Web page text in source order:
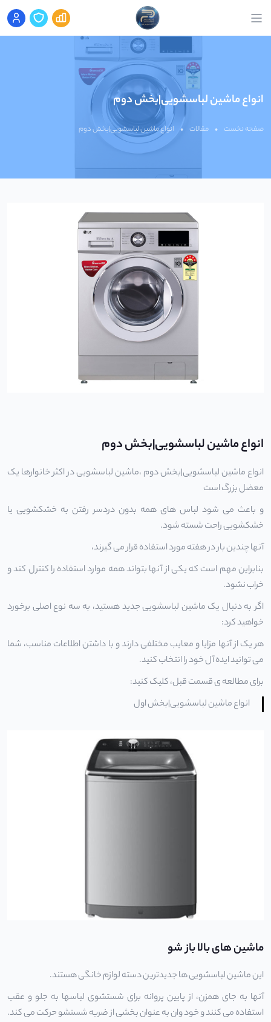
انواع ماشین لباسشویی|بخش دوم
صفحه نخست • مقالات • انواع ماشین لباسشویی|بخش دوم
انواع ماشین لباسشویی|بخش دوم
انواع ماشین لباسشویی|بخش دوم ،ماشین لباسشویی در اکثر خانوارها یک
معضل بزرگ است
و باعث می شود لباس های همه بدون دردسر رفتن به خشکشویی یا
خشکشویی راحت شسته شود.
آنها چندین بار در هفته مورد استفاده قرار می گیرند،
بنابراین مهم است که یکی از آنها بتواند همه موارد استفاده را کنترل کند و
خراب نشود.
اگر به دنبال یک ماشین لباسشویی جدید هستید، به سه نوع اصلی برخورد
خواهید کرد:
هر یک از آنها مزایا و معایب مختلفی دارند و با داشتن اطلاعات مناسب، شما
می توانید ایده آل خود را انتخاب کنید.
برای مطالعه ی قسمت قبل، کلیک کنید:
انواع ماشین لباسشویی|بخش اول
ماشین های بالا باز شو
این ماشین لباسشویی ها جدیدترین دسته لوازم خانگی هستند.
آنها به جای همزن، از پایین پروانه برای شستشوی لباسها به جلو و عقب
استفاده می کنند و خود وان به عنوان بخشی از ضربه شستشو حرکت می کند.